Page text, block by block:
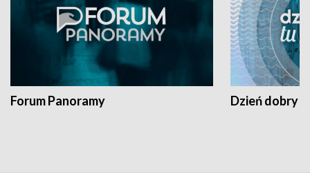
Forum Panoramy Dzień dobry